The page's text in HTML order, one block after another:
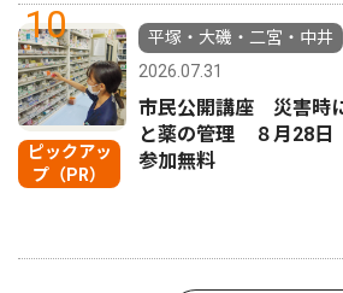
10
ピックアッ
プ（PR）
平塚・大磯・二宮・中井
2026.07.31
市民公開講座 災害時
と薬の管理 ８月28日
参加無料